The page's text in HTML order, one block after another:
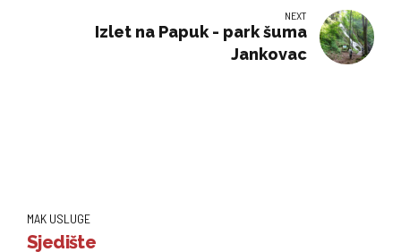
NEXT
Izlet na Papuk - park šuma
Jankovac
MAK USLUGE
Sjedište